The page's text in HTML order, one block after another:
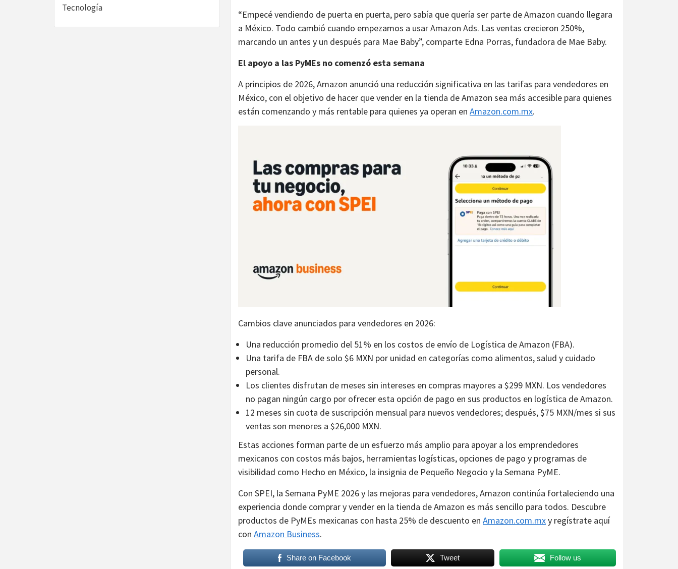
“Empecé vendiendo de puerta en puerta, pero sabía que quería ser parte de Amazon cuando llegara
a México. Todo cambió cuando empezamos a usar Amazon Ads. Las ventas crecieron 250%,
marcando un antes y un después para Mae Baby”, comparte Edna Porras, fundadora de Mae Baby.
El apoyo a las PyMEs no comenzó esta semana
A principios de 2026, Amazon anunció una reducción significativa en las tarifas para vendedores en
México, con el objetivo de hacer que vender en la tienda de Amazon sea más accesible para quienes
están comenzando y más rentable para quienes ya operan en Amazon.com.mx.
Cambios clave anunciados para vendedores en 2026:
Una reducción promedio del 51% en los costos de envío de Logística de Amazon (FBA).
Una tarifa de FBA de solo $6 MXN por unidad en categorías como alimentos, salud y cuidado
personal.
Los clientes disfrutan de meses sin intereses en compras mayores a $299 MXN. Los vendedores
no pagan ningún cargo por ofrecer esta opción de pago en sus productos en logística de Amazon.
12 meses sin cuota de suscripción mensual para nuevos vendedores; después, $75 MXN/mes si sus
ventas son menores a $26,000 MXN.
Estas acciones forman parte de un esfuerzo más amplio para apoyar a los emprendedores
mexicanos con costos más bajos, herramientas logísticas, opciones de pago y programas de
visibilidad como Hecho en México, la insignia de Pequeño Negocio y la Semana PyME.
Con SPEI, la Semana PyME 2026 y las mejoras para vendedores, Amazon continúa fortaleciendo una
experiencia donde comprar y vender en la tienda de Amazon es más sencillo para todos. Descubre
productos de PyMEs mexicanas con hasta 25% de descuento en Amazon.com.mxy regístrate aquí
con Amazon Business.
Share on Facebook Tweet Follow us
Tecnología